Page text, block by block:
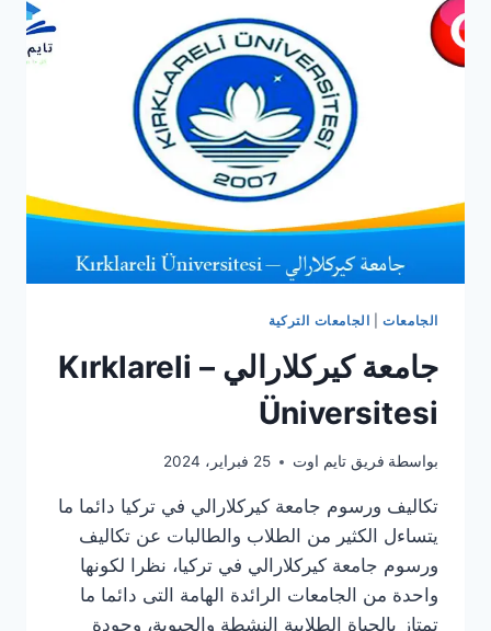
الجامعات| الجامعات التركية
جامعة كيركلارالي – Kırklareli
Üniversitesi
بواسطة فريق تايم اوت 25 فبراير، 2024
تكاليف ورسوم جامعة كيركلارالي في تركيا دائما ما
يتساءل الكثير من الطلاب والطالبات عن تكاليف
ورسوم جامعة كيركلارالي في تركيا، نظرا لكونها
واحدة من الجامعات الرائدة الهامة التى دائما ما
تمتاز بالحياة الطلابية النشطة والحيوية، وجودة